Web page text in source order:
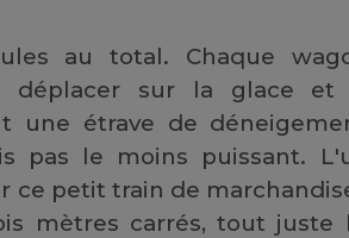
au total. Chaque
déplacer sur la glace et
une étrave de
pas le moins puissant.
ce petit train de
mètres carrés, tout juste